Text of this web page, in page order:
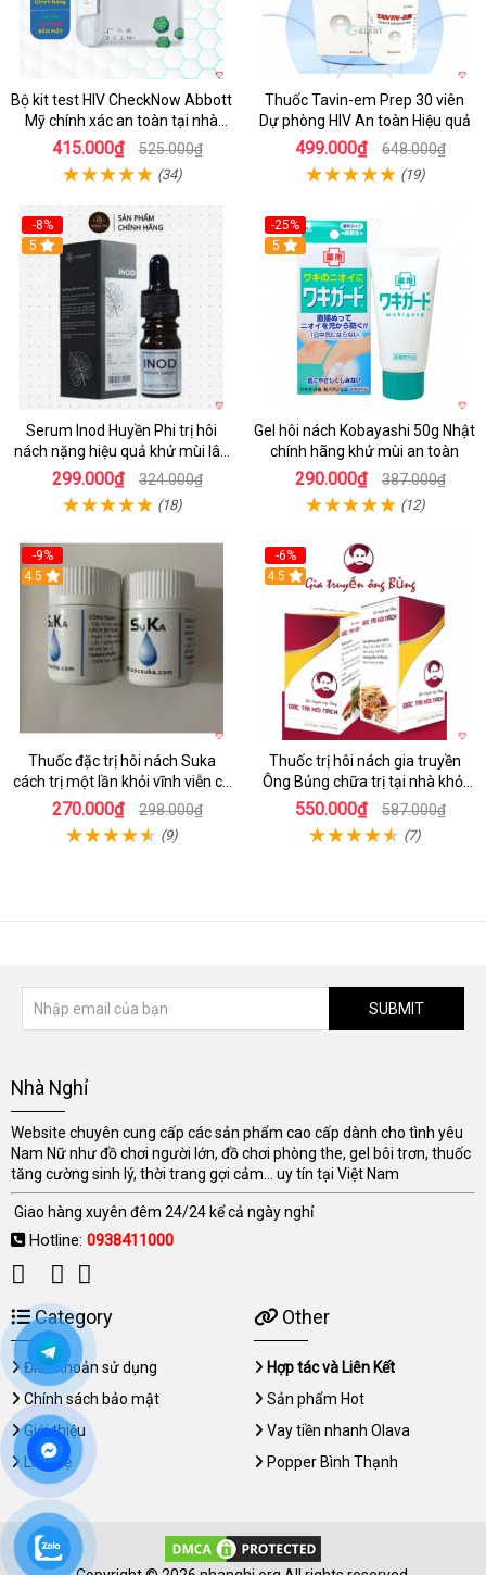
Bộ kit test HIV CheckNow Abbott
Mỹ chính xác an toàn tại nhà
nhanh chóng
415.000₫ 525.000₫
(34)
Thuốc Tavin-em Prep 30 viên
Dự phòng HIV An toàn Hiệu quả
499.000₫ 648.000₫
(19)
-8%
5
Serum Inod Huyền Phi trị hôi
nách nặng hiệu quả khử mùi lâu
dài
299.000₫ 324.000₫
(18)
-25%
5
Gel hôi nách Kobayashi 50g Nhật
chính hãng khử mùi an toàn
290.000₫ 387.000₫
(12)
-9%
4.5
Thuốc đặc trị hôi nách Suka
cách trị một lần khỏi vĩnh viễn cả
đời
270.000₫ 298.000₫
(9)
-6%
4.5
Thuốc trị hôi nách gia truyền
Ông Bủng chữa trị tại nhà khỏi
vĩnh viễn review
550.000₫ 587.000₫
(7)
SUBMIT
Nhà Nghỉ
Website chuyên cung cấp các sản phẩm cao cấp dành cho tình yêu
Nam Nữ như đồ chơi người lớn, đồ chơi phòng the, gel bôi trơn, thuốc
tăng cường sinh lý, thời trang gợi cảm... uy tín tại Việt Nam
Giao hàng xuyên đêm 24/24 kể cả ngày nghỉ
Hotline: 0938411000
Category
Điều khoản sử dụng
Chính sách bảo mật
Giới thiệu
Liên hệ
Other
Hợp tác và Liên Kết
Sản phẩm Hot
Vay tiền nhanh Olava
Popper Bình Thạnh